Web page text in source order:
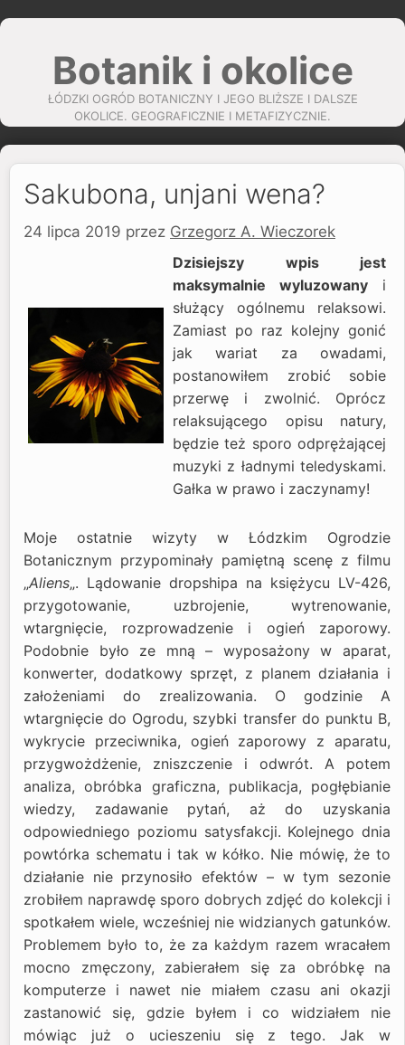
Przejdź
Botanik i okolice
ŁÓDZKI OGRÓD BOTANICZNY I JEGO BLIŻSZE I DALSZE
OKOLICE. GEOGRAFICZNIE I METAFIZYCZNIE.
Sakubona, unjani wena?
24 lipca 2019 przez Grzegorz A. Wieczorek
Dzisiejszy wpis jest
maksymalnie wyluzowany i
służący ogólnemu relaksowi.
Zamiast po raz kolejny gonić
jak wariat za owadami,
postanowiłem zrobić sobie
przerwę i zwolnić. Oprócz
relaksującego opisu natury,
będzie też sporo odprężającej
muzyki z ładnymi teledyskami.
Gałka w prawo i zaczynamy!
Moje ostatnie wizyty w Łódzkim Ogrodzie
Botanicznym przypominały pamiętną scenę z filmu
„Aliens„. Lądowanie dropshipa na księżycu LV-426,
przygotowanie, uzbrojenie, wytrenowanie,
wtargnięcie, rozprowadzenie i ogień zaporowy.
Podobnie było ze mną – wyposażony w aparat,
konwerter, dodatkowy sprzęt, z planem działania i
założeniami do zrealizowania. O godzinie A
wtargnięcie do Ogrodu, szybki transfer do punktu B,
wykrycie przeciwnika, ogień zaporowy z aparatu,
przygwożdżenie, zniszczenie i odwrót. A potem
analiza, obróbka graficzna, publikacja, pogłębianie
wiedzy, zadawanie pytań, aż do uzyskania
odpowiedniego poziomu satysfakcji. Kolejnego dnia
powtórka schematu i tak w kółko. Nie mówię, że to
działanie nie przynosiło efektów – w tym sezonie
zrobiłem naprawdę sporo dobrych zdjęć do kolekcji i
spotkałem wiele, wcześniej nie widzianych gatunków.
Problemem było to, że za każdym razem wracałem
mocno zmęczony, zabierałem się za obróbkę na
komputerze i nawet nie miałem czasu ani okazji
zastanowić się, gdzie byłem i co widziałem nie
mówiąc już o ucieszeniu się z tego. Jak w